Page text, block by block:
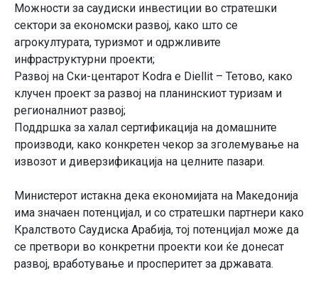
Можности за саудиски инвестиции во стратешки
сектори за економски развој, како што се
агрокултурата, туризмот и одржливите
инфраструктурни проекти;
Развој на Ски-центарот Кodra e Diellit – Тетово, како
клучен проект за развој на планинскиот туризам и
регионалниот развој;
Поддршка за халал сертификација на домашните
производи, како конкретен чекор за зголемување на
извозот и диверзификација на целните пазари.
Министерот истакна дека економијата на Македонија
има значаен потенцијал, и со стратешки партнери како
Кралството Саудиска Арабија, тој потенцијал може да
се претвори во конкретни проекти кои ќе донесат
развој, вработување и просперитет за државата.